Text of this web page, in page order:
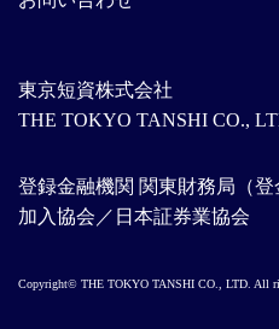
東京短資株式会社
THE TOKYO TANSHI CO.,
登録金融機関 関東財務局（登
加入協会／日本証券業協会
Copyright© THE TOKYO TANSHI CO., LTD. All